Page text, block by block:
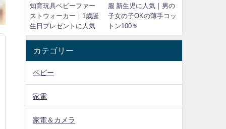
知育玩具ベビーファー
ストウォーカー｜1歳誕
生日プレゼントに人気
服 新生児に人気｜男の
子女の子OKの薄手コッ
トン100％
カテゴリー
ベビー
家電
家電＆カメラ